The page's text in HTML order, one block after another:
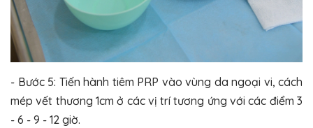
- Bước 5: Tiến hành tiêm PRP vào vùng da ngoại vi, cách
mép vết thương 1cm ở các vị trí tương ứng với các điểm 3
- 6 - 9 - 12 giờ.